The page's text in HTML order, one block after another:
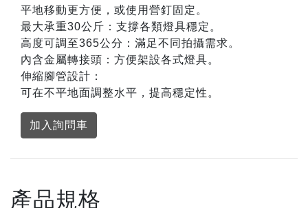
平地移動更方便，或使用營釘固定。
最大承重30公斤：支撐各類燈具穩定。
高度可調至365公分：滿足不同拍攝需求。
內含金屬轉接頭：方便架設各式燈具。
伸縮腳管設計：
可在不平地面調整水平，提高穩定性。
加入詢問車
產品規格